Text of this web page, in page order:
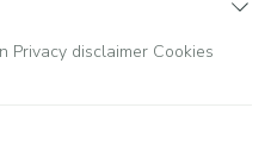
Privacy disclaimer Cookies